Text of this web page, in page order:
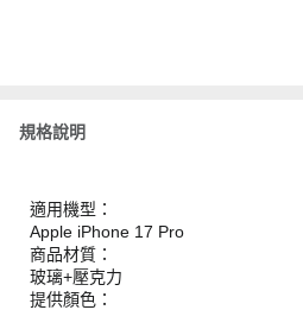
規格說明
適用機型：
Apple iPhone 17 Pro
商品材質：
玻璃+壓克力
提供顏色：